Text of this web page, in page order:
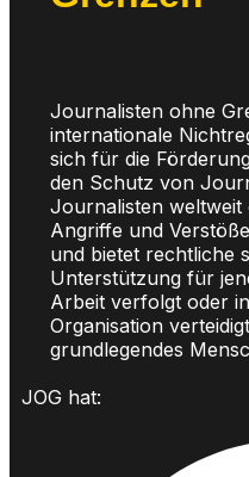
Journalisten ohne
internationale
sich für die
den Schutz von
Journalisten weltweit
Angriffe und
und bietet rechtliche
Unterstützung für
Arbeit verfolgt oder
Organisation
grundlegendes
JOG hat: